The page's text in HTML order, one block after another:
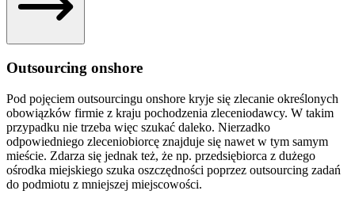
Outsourcing onshore
Pod pojęciem outsourcingu onshore kryje się zlecanie określonych
obowiązków firmie z kraju pochodzenia zleceniodawcy. W takim
przypadku nie trzeba więc szukać daleko. Nierzadko
odpowiedniego zleceniobiorcę znajduje się nawet w tym samym
mieście. Zdarza się jednak też, że np. przedsiębiorca z dużego
ośrodka miejskiego szuka oszczędności poprzez outsourcing zadań
do podmiotu z mniejszej miejscowości.